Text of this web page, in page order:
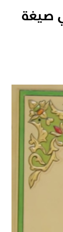
صيغة